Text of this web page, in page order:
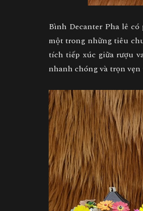
Bình Decanter Pha lê
một trong những tiêu
tích tiếp xúc giữa rượu
nhanh chóng và trọn